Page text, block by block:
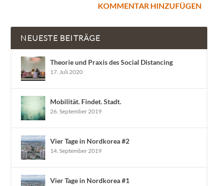
NEUESTE BEITRÄGE
Theorie und Praxis des Social Distancing
17. Juli 2020
Mobilität. Findet. Stadt.
26. September 2019
Vier Tage in Nordkorea #2
14. September 2019
Vier Tage in Nordkorea #1